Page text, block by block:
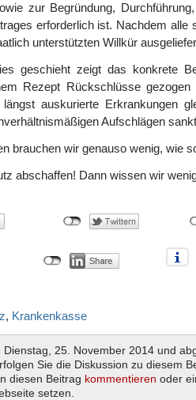
zur Begründung,
erforderlich ist. Nachdem alle
unterstützten Willkür
geschieht zeigt das konkrete
Rezept Rückschlüsse gezogen
auskurierte Erkrankungen
Aufschlägen
brauchen wir genauso wenig, wie
abschaffen! Dann wissen wir
, Krankenkasse
Dienstag, 25. November 2014 und
Sie die Diskussion zu diesem
diesen Beitrag kommentieren oder
setzen.